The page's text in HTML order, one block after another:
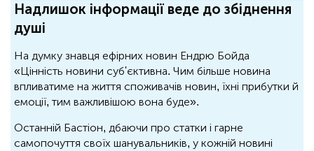
Надлишок інформації веде до збіднення
душі
На думку знавця ефірних новин Ендрю Бойда
«Цінність новини суб'єктивна. Чим більше новина
впливатиме на життя споживачів новин, їхні прибутки й
емоції, тим важливішою вона буде».
Останній Бастіон, дбаючи про статки і гарне
самопочуття своїх шанувальників, у кожній новині